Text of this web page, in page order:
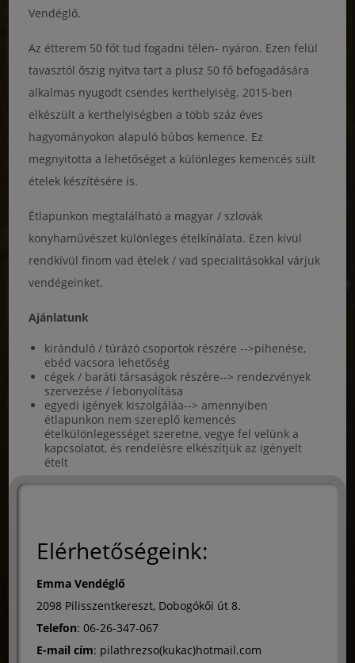
Vendéglő.
Az étterem 50 főt tud fogadni télen- nyáron. Ezen felül
tavasztól őszig nyitva tart a plusz 50 fő befogadására
alkalmas nyugodt csendes kerthelyiség. 2015-ben
elkészült a kerthelyiségben a több száz éves
hagyományokon alapuló búbos kemence. Ez
megnyitotta a lehetőséget a különleges kemencés sült
ételek készítésére is.
Étlapunkon megtalálható a magyar / szlovák
konyhaművészet különleges ételkínálata. Ezen kívül
rendkívül finom vad ételek / vad specialitásokkal várjuk
vendégeinket.
Ajánlatunk
kiránduló / túrázó csoportok részére -->pihenése,
ebéd vacsora lehetőség
cégek / baráti társaságok részére--> rendezvények
szervezése / lebonyolítása
egyedi igények kiszolgáláa--> amennyiben
étlapunkon nem szereplő kemencés
ételkülönlegességet szeretne, vegye fel velünk a
kapcsolatot, és rendelésre elkészítjük az igényelt
ételt
Elérhetőségeink:
Emma Vendéglő
2098 Pilisszentkereszt, Dobogókői út 8.
Telefon: 06-26-347-067
E-mail cím: pilathrezso(kukac)hotmail.com